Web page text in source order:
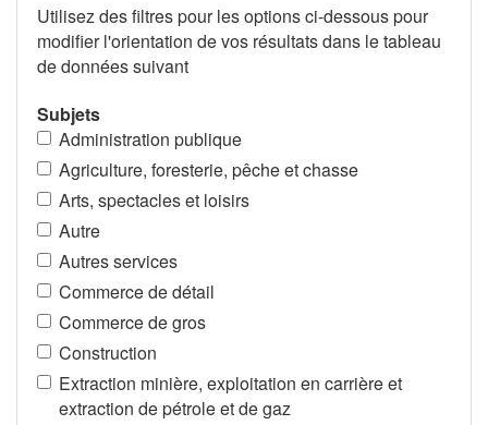
Utilisez des filtres pour les options ci-dessous pour
modifier l'orientation de vos résultats dans le tableau
de données suivant
Subjets
Administration publique
Agriculture, foresterie, pêche et chasse
Arts, spectacles et loisirs
Autre
Autres services
Commerce de détail
Commerce de gros
Construction
Extraction minière, exploitation en carrière et
extraction de pétrole et de gaz